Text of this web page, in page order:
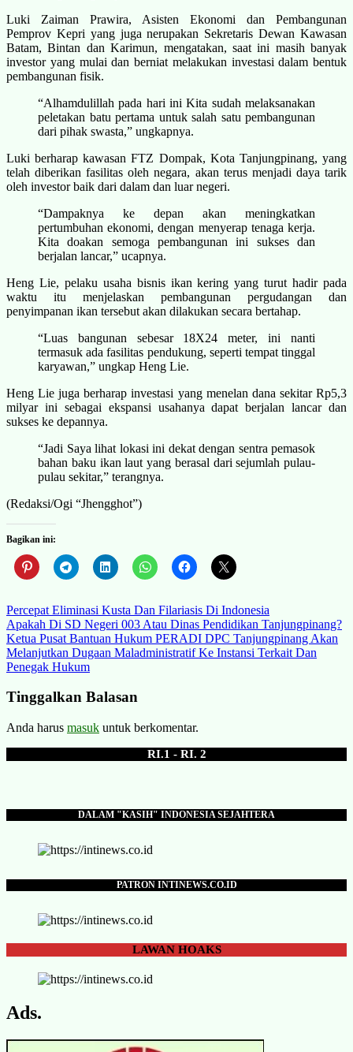
Luki Zaiman Prawira, Asisten Ekonomi dan Pembangunan
Pemprov Kepri yang juga nerupakan Sekretaris Dewan Kawasan
Batam, Bintan dan Karimun, mengatakan, saat ini masih banyak
investor yang mulai dan berniat melakukan investasi dalam bentuk
pembangunan fisik.
“Alhamdulillah pada hari ini Kita sudah melaksanakan
peletakan batu pertama untuk salah satu pembangunan
dari pihak swasta,” ungkapnya.
Luki berharap kawasan FTZ Dompak, Kota Tanjungpinang, yang
telah diberikan fasilitas oleh negara, akan terus menjadi daya tarik
oleh investor baik dari dalam dan luar negeri.
“Dampaknya ke depan akan meningkatkan
pertumbuhan ekonomi, dengan menyerap tenaga kerja.
Kita doakan semoga pembangunan ini sukses dan
berjalan lancar,” ucapnya.
Heng Lie, pelaku usaha bisnis ikan kering yang turut hadir pada
waktu itu menjelaskan pembangunan pergudangan dan
penyimpanan ikan tersebut akan dilakukan secara bertahap.
“Luas bangunan sebesar 18X24 meter, ini nanti
termasuk ada fasilitas pendukung, seperti tempat tinggal
karyawan,” ungkap Heng Lie.
Heng Lie juga berharap investasi yang menelan dana sekitar Rp5,3
milyar ini sebagai ekspansi usahanya dapat berjalan lancar dan
sukses ke depannya.
“Jadi Saya lihat lokasi ini dekat dengan sentra pemasok
bahan baku ikan laut yang berasal dari sejumlah pulau-
pulau sekitar,” terangnya.
(Redaksi/Ogi “Jhengghot”)
Bagikan ini:
Navigasi
pos
Percepat Eliminasi Kusta Dan Filariasis Di Indonesia
Apakah Di SD Negeri 003 Atau Dinas Pendidikan Tanjungpinang?
Ketua Pusat Bantuan Hukum PERADI DPC Tanjungpinang Akan
Melanjutkan Dugaan Maladministratif Ke Instansi Terkait Dan
Penegak Hukum
Tinggalkan Balasan
Anda harus masuk untuk berkomentar.
RI.1 - RI. 2
DALAM "KASIH" INDONESIA SEJAHTERA
PATRON INTINEWS.CO.ID
LAWANHOAKS
Ads.